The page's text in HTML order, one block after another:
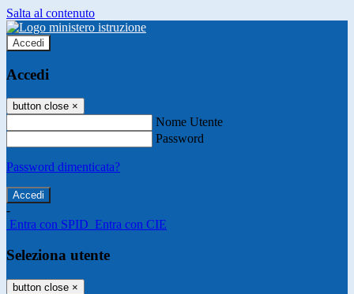
Salta al contenuto
Accedi
Accedi
button close ×
Nome Utente
Password
Password dimenticata?
-
Entra con SPID Entra con CIE
Seleziona utente
button close ×